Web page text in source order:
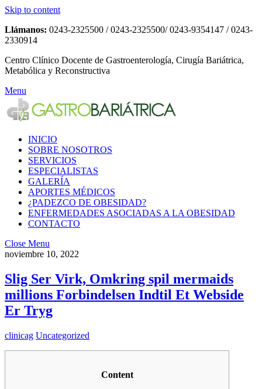
Skip to content
Llámanos: 0243-2325500 / 0243-2325500/ 0243-9354147 / 0243-
2330914
Centro Clínico Docente de Gastroenterología, Cirugía Bariátrica,
Metabólica y Reconstructiva
Menu
INICIO
SOBRE NOSOTROS
SERVICIOS
ESPECIALISTAS
GALERÍA
APORTES MÉDICOS
¿PADEZCO DE OBESIDAD?
ENFERMEDADES ASOCIADAS A LA OBESIDAD
CONTACTO
Close Menu
noviembre 10, 2022
Slig Ser Virk, Omkring spil mermaids
millions Forbindelsen Indtil Et Webside
Er Tryg
clinicag Uncategorized
Content